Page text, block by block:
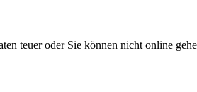
teuer oder Sie können nicht online